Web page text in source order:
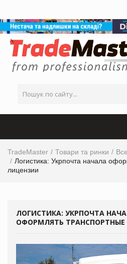
TradeMaster Товари та ринки
Логистика: Укрпочта начала
лицензии
ЛОГИСТИКА: УКРПОЧТА
ОФОРМЛЯТЬ